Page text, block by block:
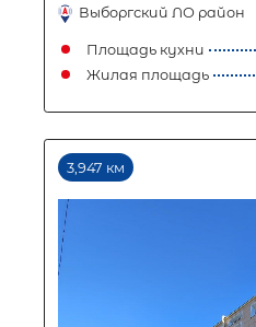
570 000 ₽
Задать вопрос
ООО «АЛЕКСАНДР-
организацией. Кредит
носит информационный
точного расчета платежей
об условиях кредитования
(Санкт-Петербург ул.